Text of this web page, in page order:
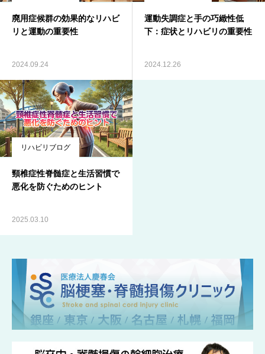
廃用症候群の効果的なリハビ
リと運動の重要性
2024.09.24
運動失調症と手の巧緻性低
下：症状とリハビリの重要性
2024.12.26
リハビリブログ
頸椎症性脊髄症と生活習慣で
悪化を防ぐためのヒント
2025.03.10